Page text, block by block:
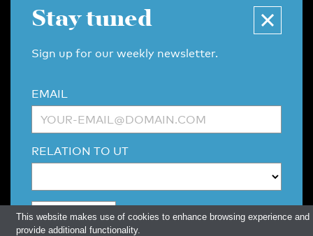
BUSINESS & CAREER
CONTACT
ARCHIVE
MORE
LINKS
DISCLAIMER / COPYRIGHT REDACTIESTATUUT/EDITORIAL STATUTE
Stay tuned
Sign up for our weekly newsletter.
EMAIL
RELATION TO UT
This website makes use of cookies to enhance browsing experience and
provide additional functionality.